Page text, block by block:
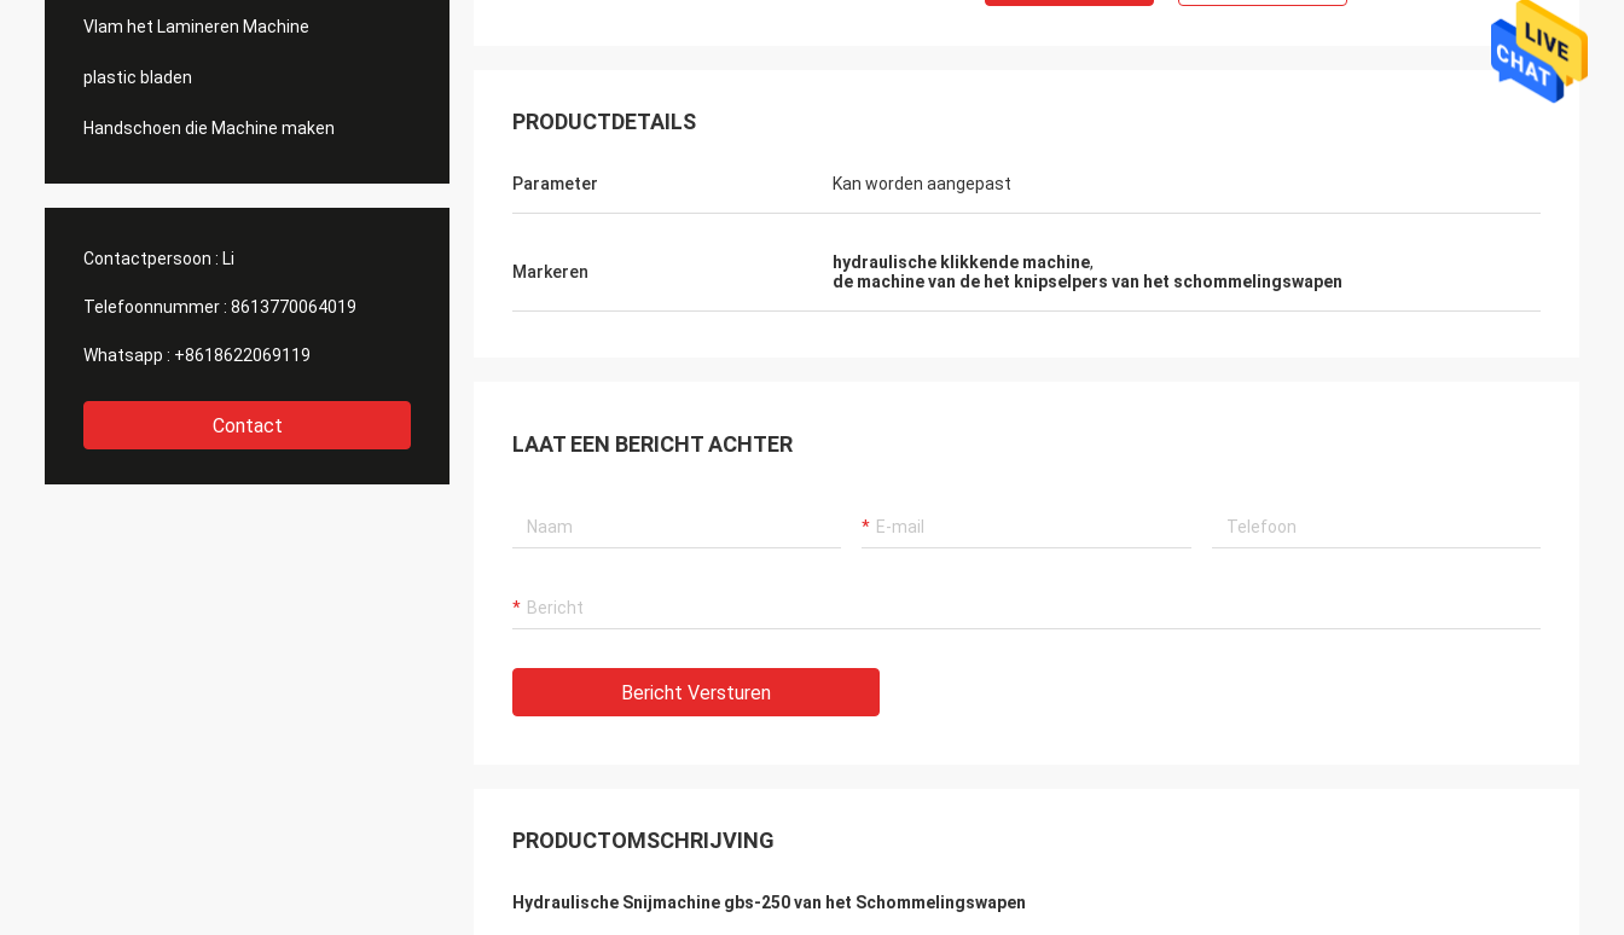
Vlam het Lamineren Machine
plastic bladen
Handschoen die Machine maken
Contactpersoon : Li
Telefoonnummer : 8613770064019
Whatsapp : +8618622069119
Contact
PRODUCTDETAILS
Parameter Kan worden aangepast
Markeren hydraulische klikkende machine,
de machine van de het knipselpers van het schommelingswapen
LAAT EEN BERICHT ACHTER
Bericht Versturen
PRODUCTOMSCHRIJVING
Hydraulische Snijmachine gbs-250 van het Schommelingswapen